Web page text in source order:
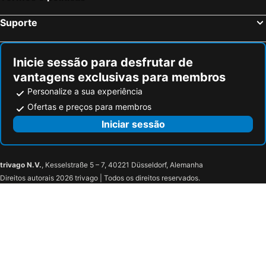
Suporte
Inicie sessão para desfrutar de
vantagens exclusivas para membros
Personalize a sua experiência
Ofertas e preços para membros
Iniciar sessão
trivago N.V., Kesselstraße 5 – 7, 40221 Düsseldorf, Alemanha
Direitos autorais 2026 trivago | Todos os direitos reservados.